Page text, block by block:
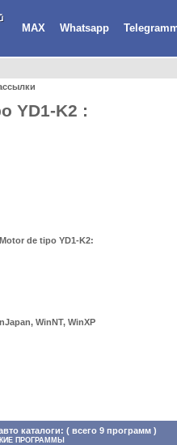
MAX Whatsapp
YD1-K2 :
de tipo YD1-K2:
WinNT, WinXP
каталоги: ( всего 9 программ )
ПРОГРАММЫ